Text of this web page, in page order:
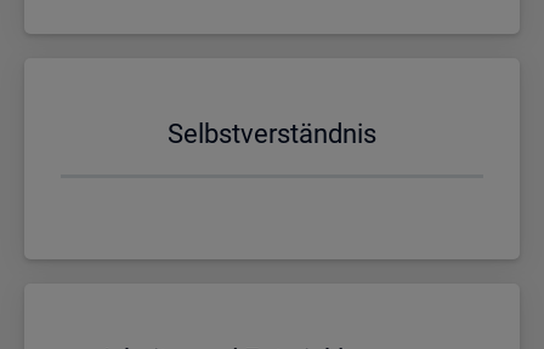
Selbst­ver­ständ­nis